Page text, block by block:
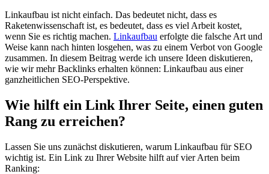
Linkaufbau ist nicht einfach. Das bedeutet nicht, dass es
Raketenwissenschaft ist, es bedeutet, dass es viel Arbeit kostet,
wenn Sie es richtig machen. Linkaufbau erfolgte die falsche Art und
Weise kann nach hinten losgehen, was zu einem Verbot von Google
zusammen. In diesem Beitrag werde ich unsere Ideen diskutieren,
wie wir mehr Backlinks erhalten können: Linkaufbau aus einer
ganzheitlichen SEO-Perspektive.
Wie hilft ein Link Ihrer Seite, einen guten
Rang zu erreichen?
Lassen Sie uns zunächst diskutieren, warum Linkaufbau für SEO
wichtig ist. Ein Link zu Ihrer Website hilft auf vier Arten beim
Ranking: